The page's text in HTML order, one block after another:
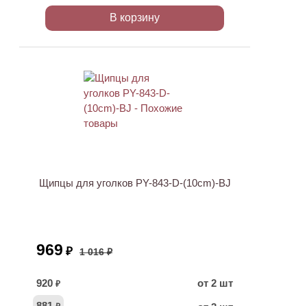
В корзину
Щипцы для уголков PY-843-D-(10cm)-BJ
969 ₽ 1 016 ₽
920 ₽
от 2 шт